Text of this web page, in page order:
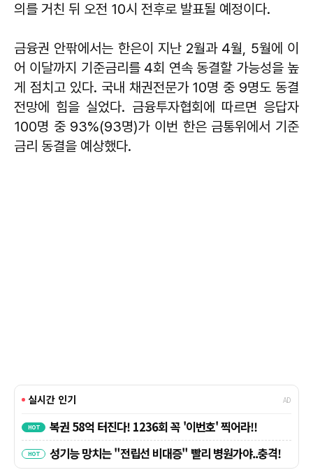
의를 거친 뒤 오전 10시 전후로 발표될 예정이다.
금융권 안팎에서는 한은이 지난 2월과 4월, 5월에 이
어 이달까지 기준금리를 4회 연속 동결할 가능성을 높
게 점치고 있다. 국내 채권전문가 10명 중 9명도 동결
전망에 힘을 실었다. 금융투자협회에 따르면 응답자
100명 중 93%(93명)가 이번 한은 금통위에서 기준
금리 동결을 예상했다.